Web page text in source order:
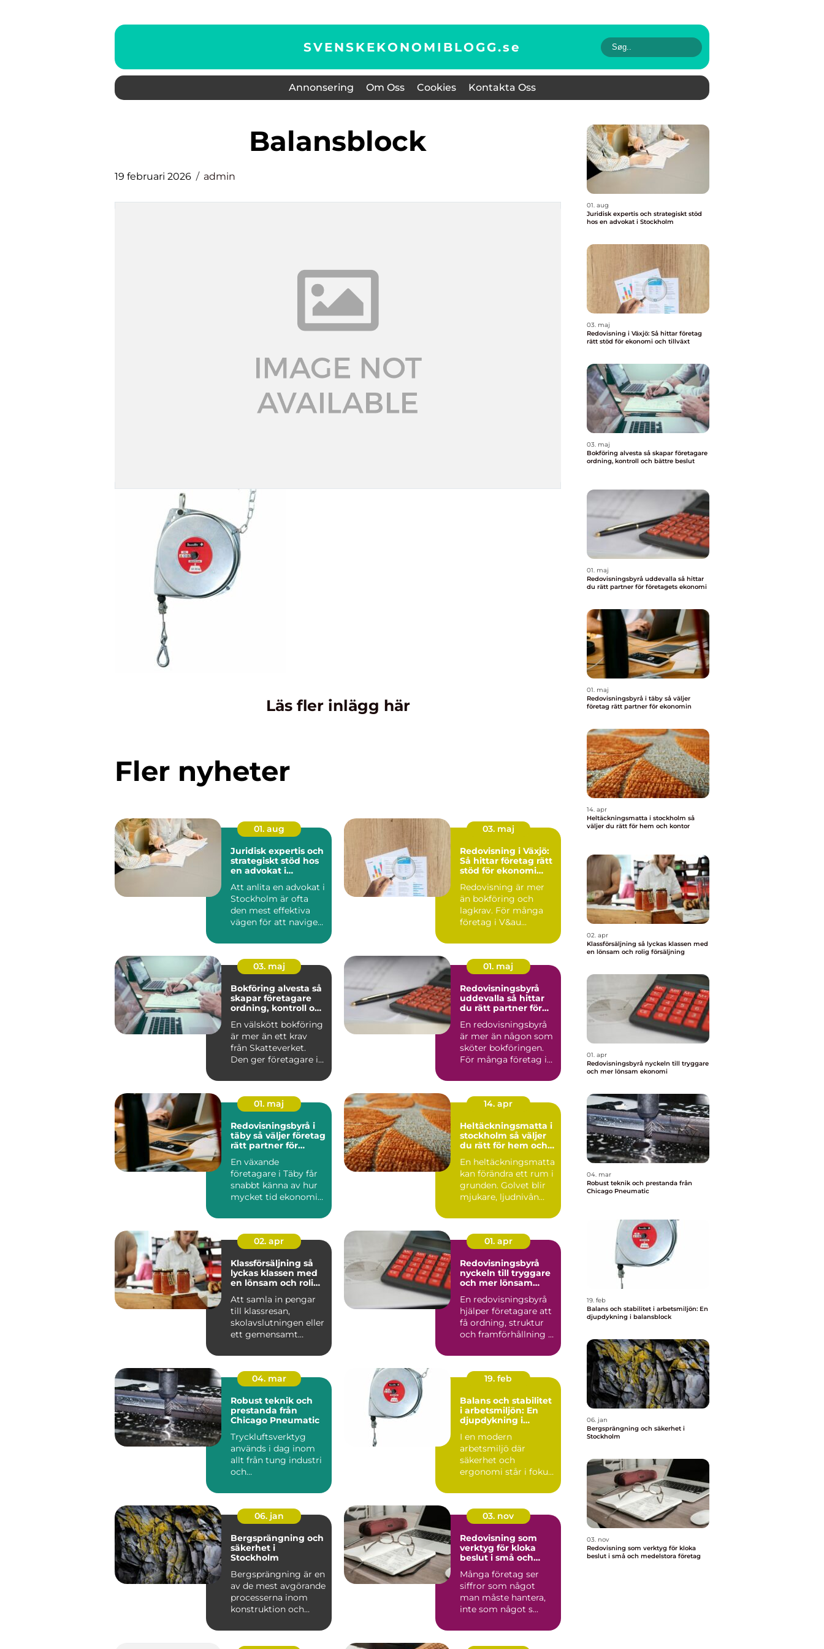
SVENSKEKONOMIBLOGG.se
Annonsering Om Oss Cookies Kontakta Oss
balansblock
19 februari 2026 admin
Läs fler inlägg här
Fler nyheter
01. aug
Juridisk expertis och
strategiskt stöd hos
en advokat i
Att anlita en advokat i
Stockholm är ofta
den mest effektiva
vägen för att navigera
03. maj
Redovisning i Växjö:
Så hittar företag rätt
stöd för ekonomi
Redovisning är mer
än bokföring och
lagkrav. För många
företag i V&au...
03. maj
Bokföring alvesta så
skapar företagare
ordning, kontroll och
En välskött bokföring
är mer än ett krav
från Skatteverket.
Den ger företagare i
01. maj
Redovisningsbyrå
uddevalla så hittar
du rätt partner för
En redovisningsbyrå
är mer än någon som
sköter bokföringen.
För många företag i
01. maj
Redovisningsbyrå i
täby så väljer företag
rätt partner för
En växande
företagare i Täby får
snabbt känna av hur
mycket tid ekonomin
löpande red...
14. apr
Heltäckningsmatta i
stockholm så väljer
du rätt för hem och
En heltäckningsmatta
kan förändra ett rum i
grunden. Golvet blir
mjukare, ljudnivån
02. apr
Klassförsäljning så
lyckas klassen med
en lönsam och rolig
Att samla in pengar
till klassresan,
skolavslutningen eller
ett gemensamt
natu...
01. apr
Redovisningsbyrå
nyckeln till tryggare
och mer lönsam
En redovisningsbyrå
hjälper företagare att
få ordning, struktur
och framförhållning i
04. mar
Robust teknik och
prestanda från
Chicago Pneumatic
Tryckluftsverktyg
används i dag inom
allt från tung industri
och
till...
19. feb
Balans och stabilitet
i arbetsmiljön: En
djupdykning i
I en modern
arbetsmiljö där
säkerhet och
ergonomi står i fokus,
06. jan
Bergsprängning och
säkerhet i
Stockholm
Bergsprängning är en
av de mest avgörande
processerna inom
konstruktion och
03. nov
Redovisning som
verktyg för kloka
beslut i små och
Många företag ser
siffror som något
man måste hantera,
inte som något s...
01. aug
Juridisk expertis och strategiskt stöd
hos en advokat i Stockholm
03. maj
Redovisning i Växjö: Så hittar företag
rätt stöd för ekonomi och tillväxt
03. maj
Bokföring alvesta så skapar företagare
ordning, kontroll och bättre beslut
01. maj
Redovisningsbyrå uddevalla så hittar
du rätt partner för företagets ekonomi
01. maj
Redovisningsbyrå i täby så väljer
företag rätt partner för ekonomin
14. apr
Heltäckningsmatta i stockholm så
väljer du rätt för hem och kontor
02. apr
Klassförsäljning så lyckas klassen med
en lönsam och rolig försäljning
01. apr
Redovisningsbyrå nyckeln till tryggare
och mer lönsam ekonomi
04. mar
Robust teknik och prestanda från
Chicago Pneumatic
19. feb
Balans och stabilitet i arbetsmiljön: En
djupdykning i balansblock
06. jan
Bergsprängning och säkerhet i
Stockholm
03. nov
Redovisning som verktyg för kloka
beslut i små och medelstora företag